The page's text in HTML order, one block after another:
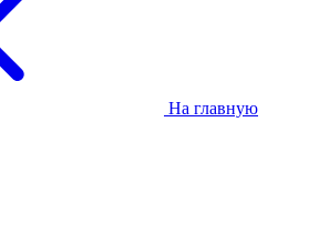
На главную